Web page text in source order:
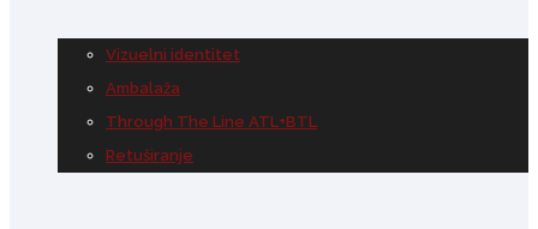
Vizuelni identitet
Ambalaža
Through The Line ATL+BTL
Retuširanje